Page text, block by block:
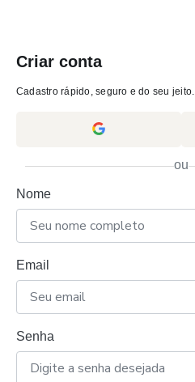
Criar conta
Cadastro rápido, seguro e do seu jeito.
ou
Nome
Email
Senha